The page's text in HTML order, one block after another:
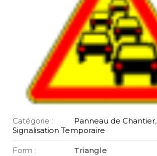
Catégorie : Panneau de Chantier,
Signalisation Temporaire
Form : Triangle